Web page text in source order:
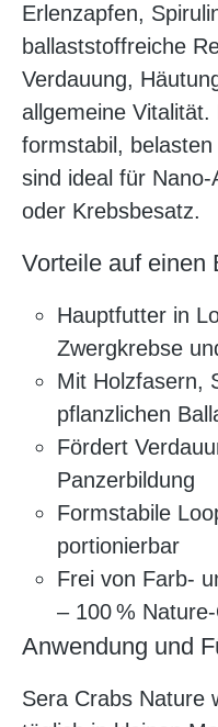
Erlenzapfen,
ballaststoffreiche
Verdauung,
allgemeine
formstabil,
sind ideal für
oder Krebsbesatz.
Vorteile auf einen
Hauptfutter in
Zwergkrebse
Mit Holzfasern,
pflanzlichen
Fördert
Panzerbildung
Formstabile
portionierbar
Frei von Farb-
– 100 %
Anwendung und
Sera Crabs Nature